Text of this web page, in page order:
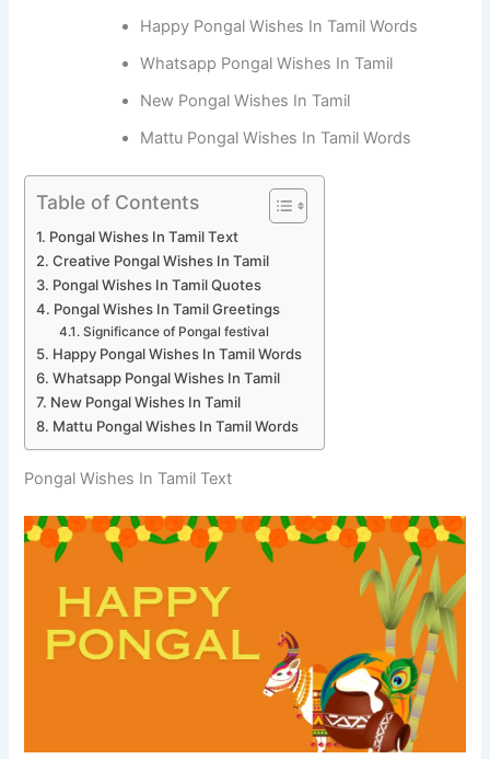
Happy Pongal Wishes In Tamil Words
Whatsapp Pongal Wishes In Tamil
New Pongal Wishes In Tamil
Mattu Pongal Wishes In Tamil Words
Table of Contents
Pongal Wishes In Tamil Text
Creative Pongal Wishes In Tamil
Pongal Wishes In Tamil Quotes
Pongal Wishes In Tamil Greetings
Significance of Pongal festival
Happy Pongal Wishes In Tamil Words
Whatsapp Pongal Wishes In Tamil
New Pongal Wishes In Tamil
Mattu Pongal Wishes In Tamil Words
Pongal Wishes In Tamil Text